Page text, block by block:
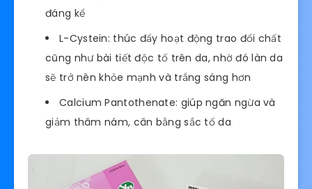
đáng kể
L-Cystein: thúc đẩy hoạt động trao đổi chất
cũng như bài tiết độc tố trên da, nhờ đó làn da
sẽ trở nên khỏe mạnh và trắng sáng hơn
Calcium Pantothenate: giúp ngăn ngừa và
giảm thâm nám, cân bằng sắc tố da